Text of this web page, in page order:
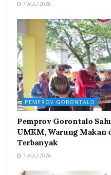
7 AGU 2026
PEMPROV GORONTALO
Pemprov Gorontalo
UMKM, Warung Makan
Terbanyak
7 AGU 2026